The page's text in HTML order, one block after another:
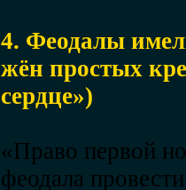
4. Феодалы
жён простых
сердце»)
«Право первой
феодала